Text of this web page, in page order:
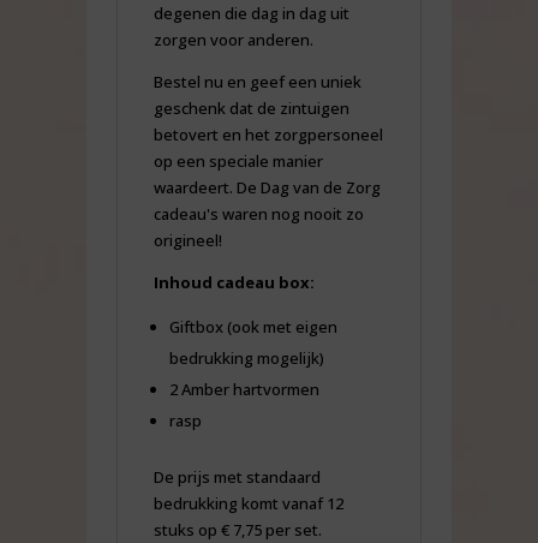
degenen die dag in dag uit
zorgen voor anderen.
Bestel nu en geef een uniek
geschenk dat de zintuigen
betovert en het zorgpersoneel
op een speciale manier
waardeert. De Dag van de Zorg
cadeau's waren nog nooit zo
origineel!
Inhoud cadeau box:
Giftbox (ook met eigen
bedrukking mogelijk)
2 Amber hartvormen
rasp
De prijs met standaard
bedrukking komt vanaf 12
stuks op € 7,75 per set.